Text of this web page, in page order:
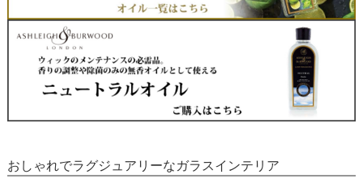
おしゃれでラグジュアリーなガラスインテリア